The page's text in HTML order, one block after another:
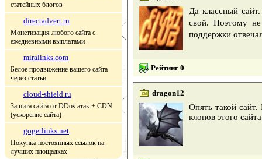
статейных блогов
directadvert.ru
Монетизация любого сайта с
ежедневными выплатами
miralinks.com
Белое продвижение вашего сайта
через статьи
cloud-shield.ru
Защита сайта от DDos атак + CDN
(ускорение сайта)
gogetlinks.net
Покупка постоянных ссылок на
лучших площадках
Да классный
свой. Поэтому
поддержки
Рейтинг 0
dragon12
Опять такой
клонов этого